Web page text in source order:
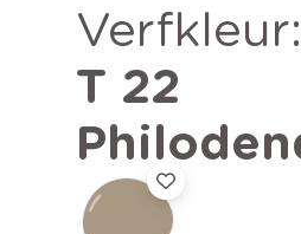
verfkleur:
T 22